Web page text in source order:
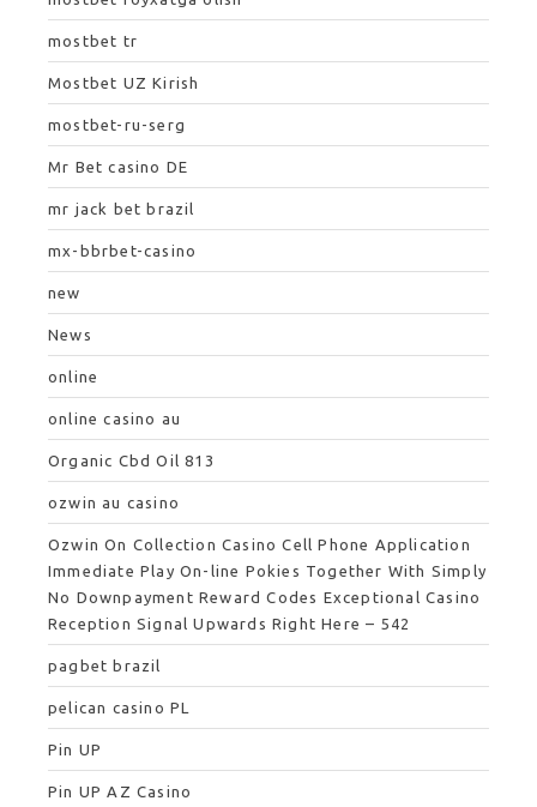
mostbet tr
Mostbet UZ Kirish
mostbet-ru-serg
Mr Bet casino DE
mr jack bet brazil
mx-bbrbet-casino
new
News
online
online casino au
Organic Cbd Oil 813
ozwin au casino
Ozwin On Collection Casino Cell Phone Application
Immediate Play On-line Pokies Together With Simply
No Downpayment Reward Codes Exceptional Casino
Reception Signal Upwards Right Here – 542
pagbet brazil
pelican casino PL
Pin UP
Pin UP AZ Casino